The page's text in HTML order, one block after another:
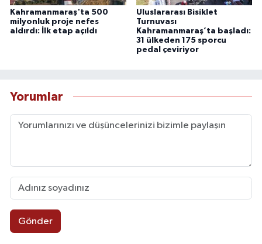
Kahramanmaraş'ta 500
milyonluk proje nefes
aldırdı: İlk etap açıldı
Uluslararası Bisiklet
Turnuvası
Kahramanmaraş’ta başladı:
31 ülkeden 175 sporcu
pedal çeviriyor
Yorumlar
Gönder